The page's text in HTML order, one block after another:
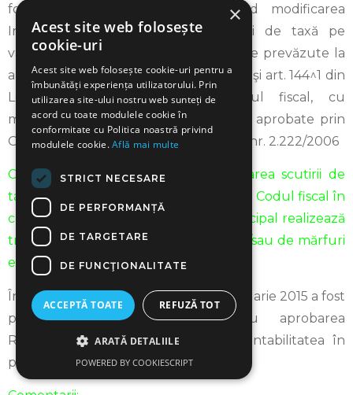
fost publicat
privind modificarea
Instrucţiunilor de aplicare a scutirii de taxă pe
valoarea adăugată pentru operaţiunile prevăzute la
art. 143 alin. (1) lit. a) – i), art. 143 alin. (2) şi art. 144^1 din
Legea nr. 571/2003 privind Codul fiscal, cu
modificările şi completările ulterioare, aprobate prin
Ordinul ministrului finanţelor publice nr. 2.222/2006
Comentarii: modificarile vizeaza aplicarea scutirii de
taxa prevazuta la art. 143 alin. 1 lit. i) din Codul fiscal în
cazul companiilor aeriene care în principal realizează
transport internaţional de persoane şi/sau de mărfuri
efectuat cu aeronave
În Monitorul Oficial nr. 139 din 24 februarie 2015 a fost
publicatOMF nr. 170pentru aprobarea
Reglementărilor contabile privind contabilitatea în
partidă simplă
×
Acest site web folosește
cookie-uri
Acest site web folosește cookie-uri pentru a
îmbunătăți experiența utilizatorului. Prin
utilizarea site-ului nostru web sunteți de
acord cu toate modulele cookie în
conformitate cu Politica noastră privind
modulele cookie.Află mai multe
STRICT NECESARE
DE PERFORMANȚĂ
DE TARGETARE
DE FUNCŢIONALITATE
ACCEPTĂ TOATE REFUZĂ TOT
ARATĂ DETALIILE
POWERED BY COOKIESCRIPT